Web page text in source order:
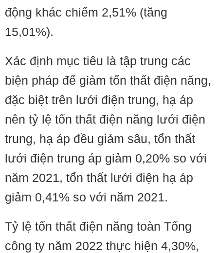
động khác chiếm 2,51% (tăng
15,01%).
Xác định mục tiêu là tập trung các
biện pháp để giảm tổn thất điện năng,
đặc biệt trên lưới điện trung, hạ áp
nên tỷ lệ tổn thất điện năng lưới điện
trung, hạ áp đều giảm sâu, tổn thất
lưới điện trung áp giảm 0,20% so với
năm 2021, tổn thất lưới điện hạ áp
giảm 0,41% so với năm 2021.
Tỷ lệ tổn thất điện năng toàn Tổng
công ty năm 2022 thực hiện 4,30%,